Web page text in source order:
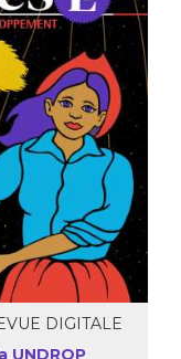
DIGITALE
UNDROP